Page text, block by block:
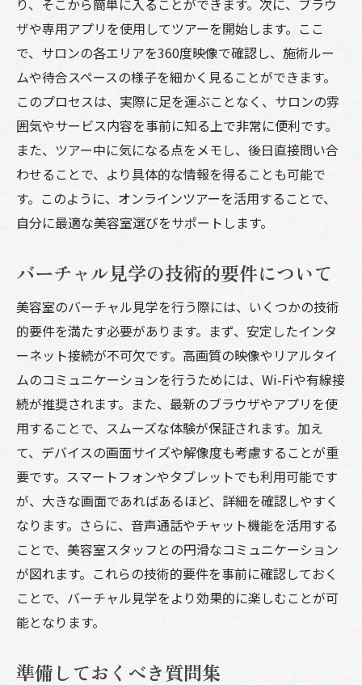
使用製品の説明と選び方
リアルな口コミとの比較
バーチャルツアーでの注意点
バーチャル見学で美容室の雰囲気を事前に確認
する方法
サロンの内装とデザインの確認
施術中の雰囲気を感じ取る
リラックスできる環境かどうかの判断
音楽と照明の演出をチェック
スタッフの対応を視覚的に確認
美容室のバーチャル見学で理想のサロンを見つ
ける
自分のスタイルに合うサロンの選び方
施術プランの事前確認
特別なイベントやキャンペーン情報
バーチャル見学での予約特典の有無
個性豊かなサロンを見つける
理想のスタッフとの出会い
美容室の選択におけるバーチャル見学の活用法
バーチャル見学を他の選択肢と組み合わせ
る
友人や家族と一緒に比較する方法
サロンの評判を事前に確かめる
り、そこから簡単に入ることができます。次に、ブラウ
ザや専用アプリを使用してツアーを開始します。ここ
で、サロンの各エリアを360度映像で確認し、施術ルー
ムや待合スペースの様子を細かく見ることができます。
このプロセスは、実際に足を運ぶことなく、サロンの雰
囲気やサービス内容を事前に知る上で非常に便利です。
また、ツアー中に気になる点をメモし、後日直接問い合
わせることで、より具体的な情報を得ることも可能で
す。このように、オンラインツアーを活用することで、
自分に最適な美容室選びをサポートします。
バーチャル見学の技術的要件について
美容室のバーチャル見学を行う際には、いくつかの技術
的要件を満たす必要があります。まず、安定したインタ
ーネット接続が不可欠です。高画質の映像やリアルタイ
ムのコミュニケーションを行うためには、Wi-Fiや有線接
続が推奨されます。また、最新のブラウザやアプリを使
用することで、スムーズな体験が保証されます。加え
て、デバイスの画面サイズや解像度も考慮することが重
要です。スマートフォンやタブレットでも利用可能です
が、大きな画面であればあるほど、詳細を確認しやすく
なります。さらに、音声通話やチャット機能を活用する
ことで、美容室スタッフとの円滑なコミュニケーション
が図れます。これらの技術的要件を事前に確認しておく
ことで、バーチャル見学をより効果的に楽しむことが可
能となります。
準備しておくべき質問集